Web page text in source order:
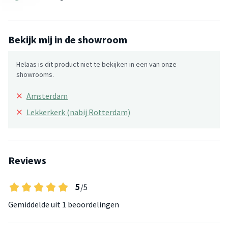
Bekijk mij in de showroom
Helaas is dit product niet te bekijken in een van onze
showrooms.
× Amsterdam
× Lekkerkerk (nabij Rotterdam)
Reviews
5/5
Gemiddelde uit 1 beoordelingen